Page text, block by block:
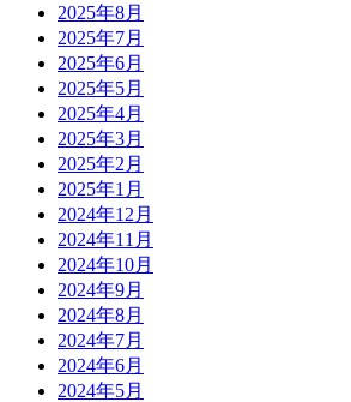
2025年8月
2025年7月
2025年6月
2025年5月
2025年4月
2025年3月
2025年2月
2025年1月
2024年12月
2024年11月
2024年10月
2024年9月
2024年8月
2024年7月
2024年6月
2024年5月